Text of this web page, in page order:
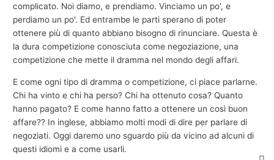
complicato. Noi diamo, e prendiamo. Vinciamo un po', e
perdiamo un po'. Ed entrambe le parti sperano di poter
ottenere più di quanto abbiano bisogno di rinunciare. Questa è
la dura competizione conosciuta come negoziazione, una
competizione che mette il dramma nel mondo degli affari.
E come ogni tipo di dramma o competizione, ci piace parlarne.
Chi ha vinto e chi ha perso? Chi ha ottenuto cosa? Quanto
hanno pagato? E come hanno fatto a ottenere un così buon
affare?? In inglese, abbiamo molti modi di dire per parlare di
negoziati. Oggi daremo uno sguardo più da vicino ad alcuni di
questi idiomi e a come usarli.